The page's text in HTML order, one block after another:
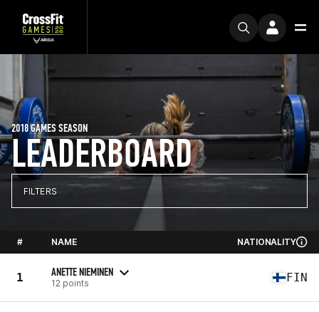
LEADERBOARD
2018 GAMES SEASON
FILTERS
# NAME NATIONALITY
1 ANETTE NIEMINEN
12 points FIN